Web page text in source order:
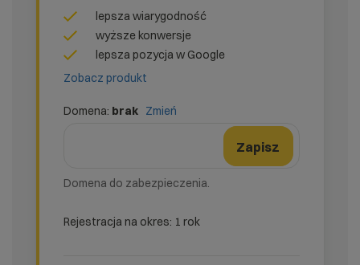
lepsza wiarygodność
wyższe konwersje
lepsza pozycja w Google
Zobacz produkt
Domena: brak Zmień
Zmień formularz domeny
Zapisz
Domena do zabezpieczenia.
Rejestracja na okres: 1 rok